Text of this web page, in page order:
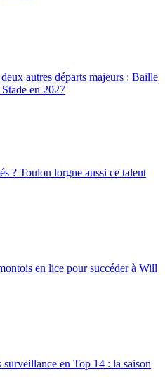
autres départs majeurs : Baille
en 2027
? Toulon lorgne aussi ce talent
en lice pour succéder à Will
en Top 14 : la saison